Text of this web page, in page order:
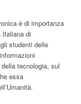
è di importanza
di
studenti delle
tecnologia, sul
essa